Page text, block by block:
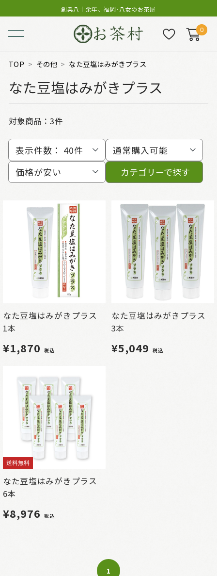
創業八十余年、福岡･八女のお茶屋
0
TOP その他 なた豆塩はみがきプラス
なた豆塩はみがきプラス
対象商品： 3件
表示件数： 40件
通常購入可能
価格が安い
カテゴリーで探す
なた豆塩はみがきプラス
1本
¥1,870 税込
なた豆塩はみがきプラス
3本
¥5,049 税込
送料無料
なた豆塩はみがきプラス
6本
¥8,976 税込
1